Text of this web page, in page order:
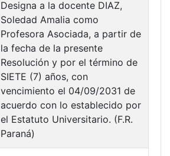
Designa a la docente DIAZ,
Soledad Amalia como
Profesora Asociada, a partir de
la fecha de la presente
Resolución y por el término de
SIETE (7) años, con
vencimiento el 04/09/2031 de
acuerdo con lo establecido por
el Estatuto Universitario. (F.R.
Paraná)